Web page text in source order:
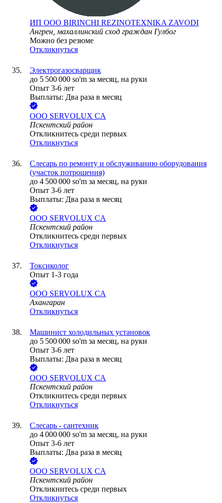
ИП ООО BIRINCHI REZINOTEXNIKA ZAVODI
Ангрен, махаллинский сход граждан Гулбог
Можно без резюме
Откликнуться
Электрогазосварщик
до 5 500 000 so'm за месяц, на руки
Опыт 3-6 лет
Выплаты: Два раза в месяц
ООО SERVOLUX CA
Пскентский район
Откликнитесь среди первых
Откликнуться
Слесарь по ремонту и обслуживанию оборудования
(участок потрошения)
до 4 500 000 so'm за месяц, на руки
Опыт 3-6 лет
Выплаты: Два раза в месяц
ООО SERVOLUX CA
Пскентский район
Откликнитесь среди первых
Откликнуться
Токсиколог
Опыт 1-3 года
ООО SERVOLUX CA
Ахангаран
Откликнуться
Машинист холодильных установок
до 5 500 000 so'm за месяц, на руки
Опыт 3-6 лет
Выплаты: Два раза в месяц
ООО SERVOLUX CA
Пскентский район
Откликнитесь среди первых
Откликнуться
Слесарь - сантехник
до 4 000 000 so'm за месяц, на руки
Опыт 3-6 лет
Выплаты: Два раза в месяц
ООО SERVOLUX CA
Пскентский район
Откликнитесь среди первых
Откликнуться